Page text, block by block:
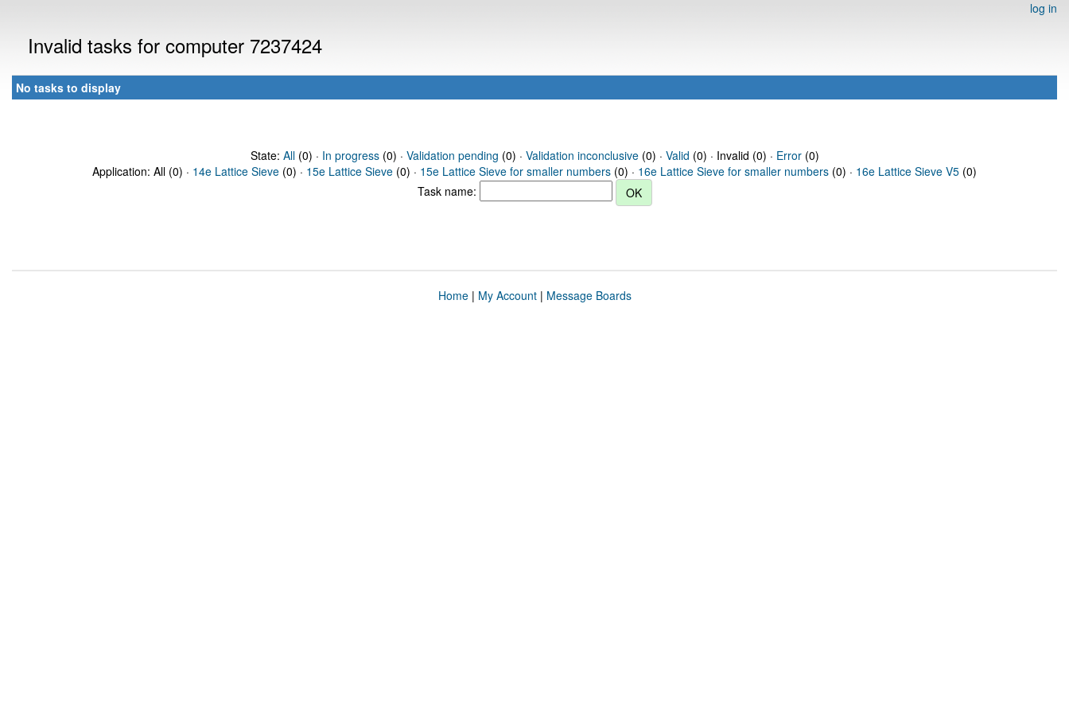
log in
Invalid tasks for computer 7237424
No tasks to display
State: All(0) · In progress(0) · Validation pending (0) · Validation inconclusive(0) · Valid (0) · Invalid (0) · Error(0)
Application: All (0) · 14e Lattice Sieve (0) · 15e Lattice Sieve (0) · 15e Lattice Sieve for smaller numbers (0) · 16e Lattice Sieve for smaller numbers (0) · 16e Lattice Sieve V5 (0)
Task name:
Home| My Account| Message Boards